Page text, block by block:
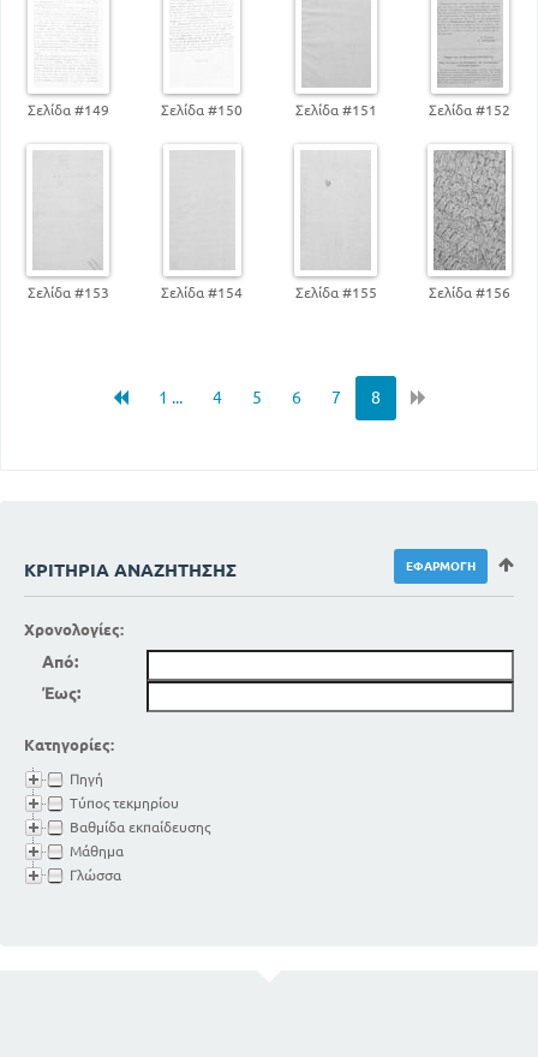
Σελίδα #149 Σελίδα #150 Σελίδα #151 Σελίδα #152
Σελίδα #153 Σελίδα #154 Σελίδα #155 Σελίδα #156
1 ... 4 5 6 7 8
ΚΡΙΤΉΡΙΑ ΑΝΑΖΉΤΗΣΗΣ
Χρονολογίες:
Από:
Έως:
Κατηγορίες:
Πηγή
Τύπος τεκμηρίου
Βαθμίδα εκπαίδευσης
Μάθημα
Γλώσσα